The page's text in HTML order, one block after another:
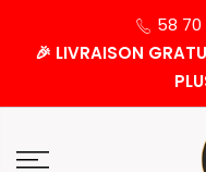
58 70
🎉 LIVRAISON